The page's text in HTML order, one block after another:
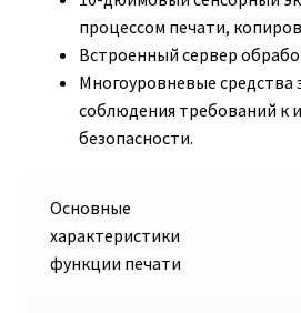
процессом печати,
Встроенный сервер
Многоуровневые средства
соблюдения требований к
безопасности.
Основные
характеристики
функции печати